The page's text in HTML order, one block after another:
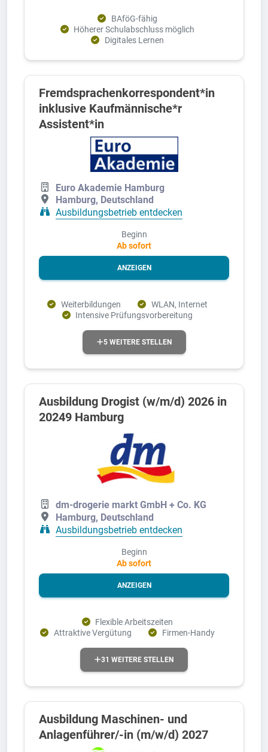
BAföG-fähig
Höherer Schulabschluss möglich
Digitales Lernen
Fremdsprachenkorrespondent*in
inklusive Kaufmännische*r
Assistent*in
Euro Akademie Hamburg
Hamburg, Deutschland
Ausbildungsbetrieb entdecken
Beginn
Ab sofort
ANZEIGEN
Weiterbildungen
WLAN, Internet
Intensive Prüfungsvorbereitung
5 WEITERE STELLEN
Ausbildung Drogist (w/m/d) 2026 in
20249 Hamburg
dm-drogerie markt GmbH + Co. KG
Hamburg, Deutschland
Ausbildungsbetrieb entdecken
Beginn
Ab sofort
ANZEIGEN
Flexible Arbeitszeiten
Attraktive Vergütung
Firmen-Handy
31 WEITERE STELLEN
Ausbildung Maschinen- und
Anlagenführer/-in (m/w/d) 2027